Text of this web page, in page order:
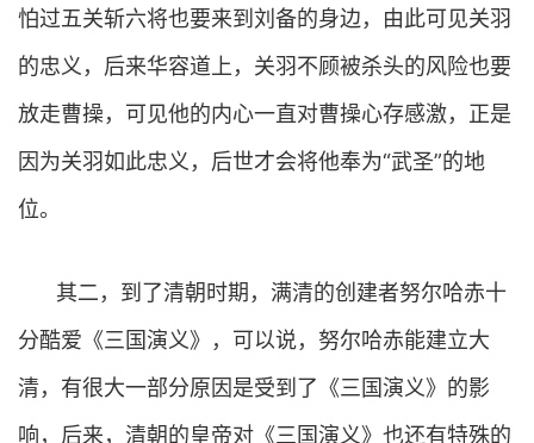
怕过五关斩六将也要来到刘备的身边，由此可见关羽
的忠义，后来华容道上，关羽不顾被杀头的风险也要
放走曹操，可见他的内心一直对曹操心存感激，正是
因为关羽如此忠义，后世才会将他奉为“武圣”的地
位。
其二，到了清朝时期，满清的创建者努尔哈赤十
分酷爱《三国演义》，可以说，努尔哈赤能建立大
清，有很大一部分原因是受到了《三国演义》的影
响，后来，清朝的皇帝对《三国演义》也还有特殊的